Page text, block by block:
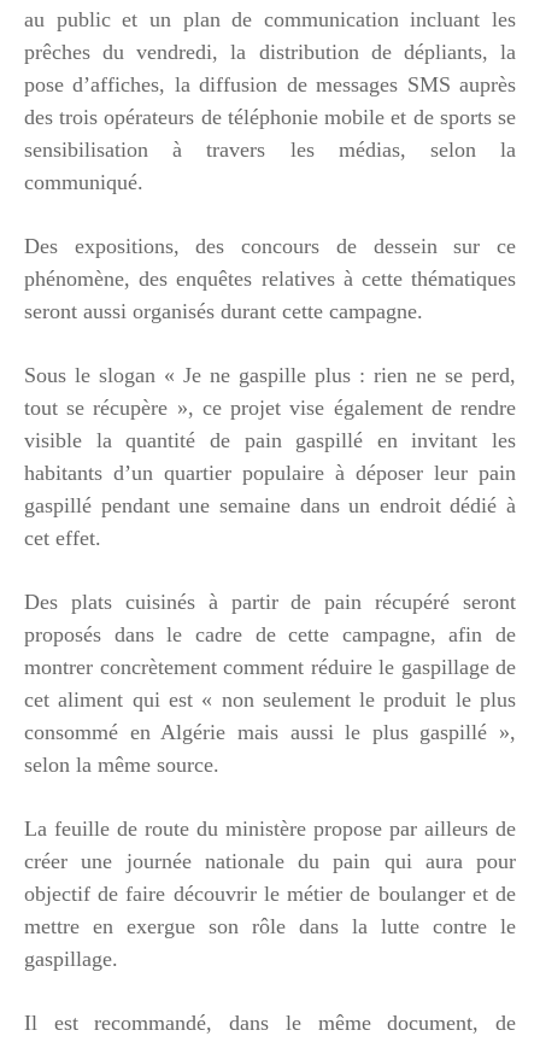
au public et un plan de communication incluant les
prêches du vendredi, la distribution de dépliants, la
pose d’affiches, la diffusion de messages SMS auprès
des trois opérateurs de téléphonie mobile et de sports se
sensibilisation à travers les médias, selon la
communiqué.
Des expositions, des concours de dessein sur ce
phénomène, des enquêtes relatives à cette thématiques
seront aussi organisés durant cette campagne.
Sous le slogan « Je ne gaspille plus : rien ne se perd,
tout se récupère », ce projet vise également de rendre
visible la quantité de pain gaspillé en invitant les
habitants d’un quartier populaire à déposer leur pain
gaspillé pendant une semaine dans un endroit dédié à
cet effet.
Des plats cuisinés à partir de pain récupéré seront
proposés dans le cadre de cette campagne, afin de
montrer concrètement comment réduire le gaspillage de
cet aliment qui est « non seulement le produit le plus
consommé en Algérie mais aussi le plus gaspillé »,
selon la même source.
La feuille de route du ministère propose par ailleurs de
créer une journée nationale du pain qui aura pour
objectif de faire découvrir le métier de boulanger et de
mettre en exergue son rôle dans la lutte contre le
gaspillage.
Il est recommandé, dans le même document, de